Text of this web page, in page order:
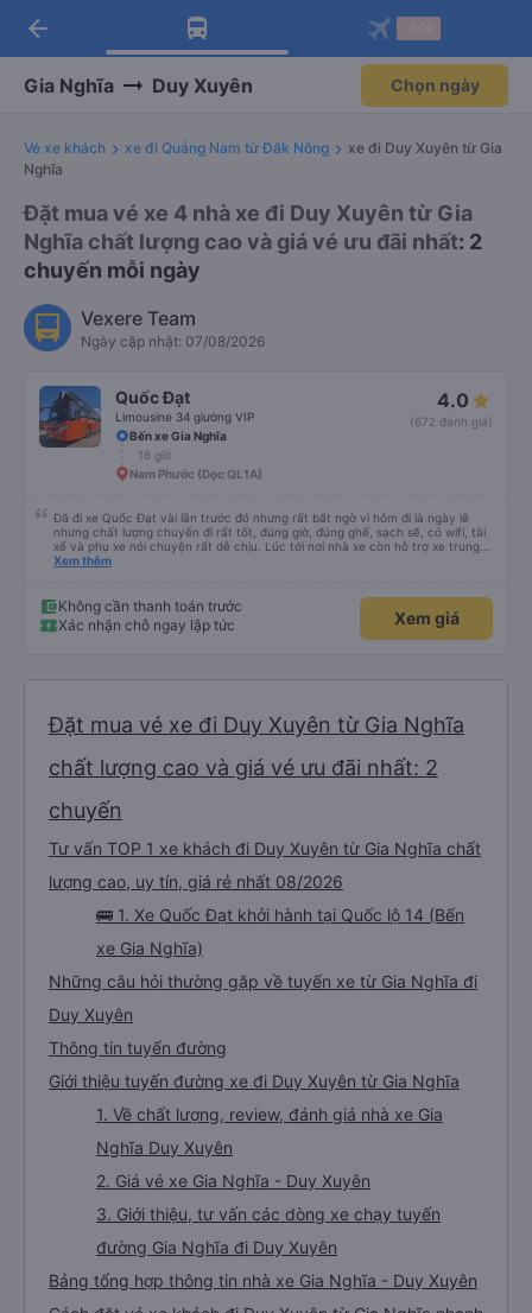
Tải app Vexere ngay!
Nhận ưu đãi thành viên độc
Mở app
Tải app Vexere
-30k/ghế khi đặt vé máy bay qua
Mở app
arrow_back
Gia Nghĩa Duy Xuyên Chọn ngày
Vé xe khách xe đi Quảng Nam từ Đăk Nông
xe đi Duy Xuyên từ Gia
Nghĩa
Đặt mua vé xe 4 nhà xe đi Duy Xuyên từ Gia
Nghĩa chất lượng cao và giá vé ưu đãi nhất: 2
chuyến mỗi ngày
Vexere Team
Ngày cập nhật: 07/08/2026
Quốc Đạt
Limousine 34 giường VIP
4.0
(672 đánh giá)
Bến xe Gia Nghĩa
16 giờ
Nam Phước (Dọc QL1A)
Đã đi xe Quốc Đạt vài lần trước đó nhưng rất bất ngờ vì hôm đi là ngày lễ
nhưng chất lượng chuyến đi rất tốt, đúng giờ, đúng ghế, sạch sẽ, có wifi, tài
xế và phụ xe nói chuyện rất dễ chịu. Lúc tới nơi nhà xe còn hỗ trợ xe trung
chuyển tới tận nhà. 10đ cho nhà xe, hy vọng nhà xe duy trì được chất lượng
Xem thêm
Không cần thanh toán trước
Xác nhận chỗ ngay lập tức
Xem giá
Đặt mua vé xe đi Duy Xuyên từ Gia Nghĩa
chất lượng cao và giá vé ưu đãi nhất: 2
chuyến
Tư vấn TOP 1 xe khách đi Duy Xuyên từ Gia Nghĩa chất
lượng cao, uy tín, giá rẻ nhất 08/2026
🚌 1. Xe Quốc Đạt khởi hành tại Quốc lộ 14 (Bến
xe Gia Nghĩa)
Những câu hỏi thường gặp về tuyến xe từ Gia Nghĩa đi
Duy Xuyên
Thông tin tuyến đường
Giới thiệu tuyến đường xe đi Duy Xuyên từ Gia Nghĩa
1. Về chất lượng, review, đánh giá nhà xe Gia
Nghĩa Duy Xuyên
2. Giá vé xe Gia Nghĩa - Duy Xuyên
3. Giới thiệu, tư vấn các dòng xe chạy tuyến
đường Gia Nghĩa đi Duy Xuyên
Bảng tổng hợp thông tin nhà xe Gia Nghĩa - Duy Xuyên